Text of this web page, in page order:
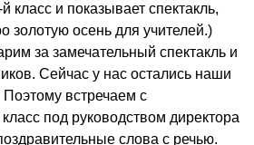
класс и показывает спектакль,
золотую осень для учителей.)
за замечательный спектакль и
Сейчас у нас остались наши
встречаем с
под руководством директора
слова с речью.